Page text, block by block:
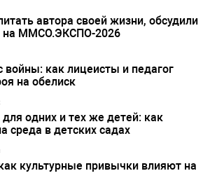
автора своей жизни, обсудили
на ММСО.ЭКСПО-2026
войны: как лицеисты и педагог
на обелиск
одних и тех же детей: как
среда в детских садах
культурные привычки влияют на